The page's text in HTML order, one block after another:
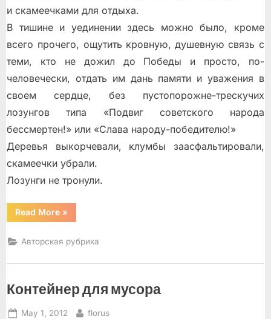
и скамеечками для отдыха.
В тишине и уединении здесь можно было, кроме
всего прочего, ощутить кровную, душевную связь с
теми, кто не дожил до Победы и просто, по-
человечески, отдать им дань памяти и уважения в
своeм сердце, без пустопорожне-трескучих
лозунгов типа «Подвиг советского народа
бессмертен!» или «Слава народу-победителю!»
Деревья выкорчевали, клумбы заасфальтировали,
скамеечки убрали.
Лозунги не тронули.
Read More“За
окном”
»
Авторская рубрика
Контейнер для мусора
Posted
May 1, 2012 By
florus